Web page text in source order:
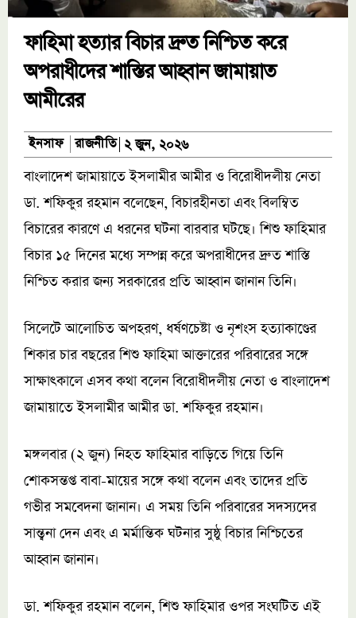
ফাহিমা হত্যার বিচার দ্রুত নিশ্চিত করে
অপরাধীদের শাস্তির আহ্বান জামায়াত
আমীরের
ইনসাফ রাজনীতি ২ জুন, ২০২৬
বাংলাদেশ জামায়াতে ইসলামীর আমীর ও বিরোধীদলীয় নেতা
ডা. শফিকুর রহমান বলেছেন, বিচারহীনতা এবং বিলম্বিত
বিচারের কারণে এ ধরনের ঘটনা বারবার ঘটছে। শিশু ফাহিমার
বিচার ১৫ দিনের মধ্যে সম্পন্ন করে অপরাধীদের দ্রুত শাস্তি
নিশ্চিত করার জন্য সরকারের প্রতি আহ্বান জানান তিনি।
সিলেটে আলোচিত অপহরণ, ধর্ষণচেষ্টা ও নৃশংস হত্যাকাণ্ডের
শিকার চার বছরের শিশু ফাহিমা আক্তারের পরিবারের সঙ্গে
সাক্ষাৎকালে এসব কথা বলেন বিরোধীদলীয় নেতা ও বাংলাদেশ
জামায়াতে ইসলামীর আমীর ডা. শফিকুর রহমান।
মঙ্গলবার (২ জুন) নিহত ফাহিমার বাড়িতে গিয়ে তিনি
শোকসন্তপ্ত বাবা-মায়ের সঙ্গে কথা বলেন এবং তাদের প্রতি
গভীর সমবেদনা জানান। এ সময় তিনি পরিবারের সদস্যদের
সান্ত্বনা দেন এবং এ মর্মান্তিক ঘটনার সুষ্ঠু বিচার নিশ্চিতের
আহ্বান জানান।
ডা. শফিকুর রহমান বলেন, শিশু ফাহিমার ওপর সংঘটিত এই